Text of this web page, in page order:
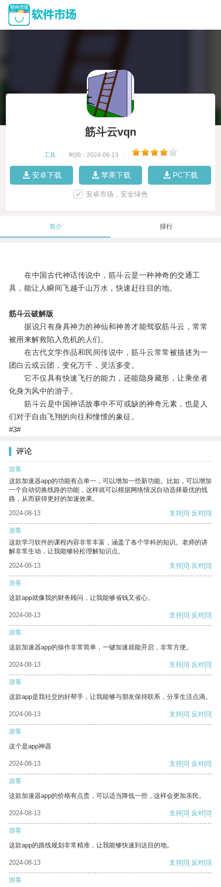
筋斗云vqn
工具 时间：2024-08-13
安卓下载 苹果下载 PC下载
安卓市场，安全绿色
简介 排行
在中国古代神话传说中，筋斗云是一种神奇的交通工
具，能让人瞬间飞越千山万水，快速赶往目的地。
筋斗云破解版
据说只有身具神力的神仙和神兽才能驾驭筋斗云，常常
被用来解救陷入危机的人们。
在古代文学作品和民间传说中，筋斗云常常被描述为一
团白云或云团，变化万千，灵活多变。
它不仅具有快速飞行的能力，还能隐身藏形，让乘坐者
化身为风中的游子。
筋斗云是中国神话故事中不可或缺的神奇元素，也是人
们对于自由飞翔的向往和憧憬的象征。
#3#
评论
游客
这款加速器app的功能有点单一，可以增加一些新功能。比如，可以增加
一个自动切换线路的功能，这样就可以根据网络情况自动选择最优的线
路，从而获得更好的加速效果。
2024-08-13
支持[0] 反对[0]
游客
这款学习软件的课程内容非常丰富，涵盖了各个学科的知识。老师的讲
解非常生动，让我能够轻松理解知识点。
2024-08-13
支持[0] 反对[0]
游客
这款app就像我的财务顾问，让我能够省钱又省心。
2024-08-13 支持[0] 反对[0]
游客
这款加速器app的操作非常简单，一键加速就能开启，非常方便。
2024-08-13 支持[0] 反对[0]
游客
这款app是我社交的好帮手，让我能够与朋友保持联系，分享生活点滴。
2024-08-13 支持[0] 反对[0]
游客
这个是app神器
2024-08-13 支持[0] 反对[0]
游客
这款加速器app的价格有点贵，可以适当降低一些，这样会更加亲民。
2024-08-13 支持[0] 反对[0]
游客
这款app的路线规划非常精准，让我能够快速到达目的地。
2024-08-13 支持[0] 反对[0]
游客